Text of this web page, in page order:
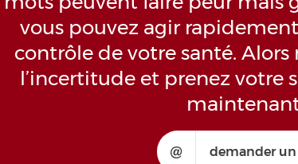
vous pouvez agir
contrôle de votre santé. Alors
l’incertitude et prenez votre
demander